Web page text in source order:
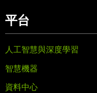
平台
人工智慧與深度學習
智慧機器
資料中心